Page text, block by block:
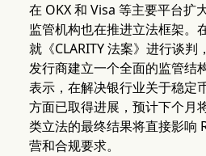
在 OKX 和 Visa 等主要平台扩
监管机构也在推进立法框架。
就《CLARITY 法案》进行谈判
发行商建立一个全面的监管结
表示，在解决银行业关于稳定
方面已取得进展，预计下个月
类立法的最终结果将直接影响
营和合规要求。